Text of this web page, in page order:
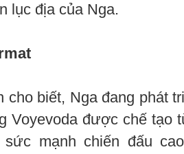
lục địa của Nga.
cho biết, Nga đang phát
Voyevoda được chế tạo
mạnh chiến đấu